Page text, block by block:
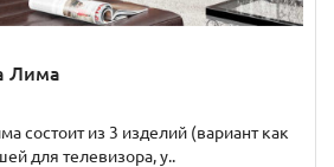
Лима
состоит из 3 изделий (вариант как
для телевизора, у..